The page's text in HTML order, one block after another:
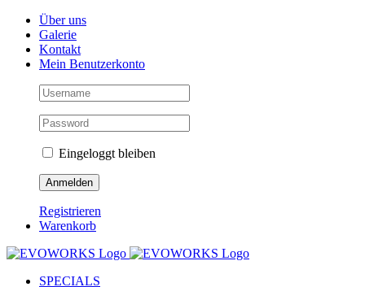
Skip
content
Facebook
Instagram
YouTubeÜber uns
Galerie
Kontakt
Mein Benutzerkonto
Eingeloggt bleiben
Registrieren
Warenkorb
SPECIALS